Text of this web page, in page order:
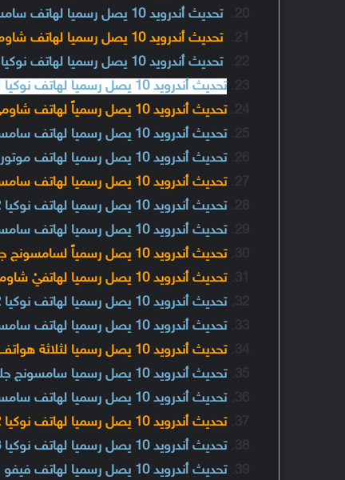
تحديث أندرويد 10 يصل رسميا لهاتف سامسونج جلاكسي اي 50
تحديث أندرويد 10 يصل رسميا لهاتف شاومي مي 9 لايت
تحديث أندرويد 10 يصل رسميا لهاتف نوكيا 2.2
تحديث أندرويد 10 يصل رسميا لهاتف نوكيا 6.1
تحديث أندرويد 10 يصل رسمياً لهاتف شاومي مي اي 3
تحديث أندرويد 10 يصل رسميا لهاتف سامسونج جلاكسي فولد
تحديث أندرويد 10 يصل رسميا لهاتف موتورولا ون
تحديث أندرويد 10 يصل رسميا لهاتف سامسونج جلاكسي أي 10 إس
تحديث أندرويد 10 يصل رسميا لهاتف نوكيا 7.2
تحديث أندرويد 10 يصل رسميا لهاتف سامسونج جلاكسي فولد 5G
تحديث أندرويد 10 يصل رسمياً لسامسونج جلاكسي تاب إس 6
تحديث أندرويد 10 يصل رسميا لهاتفيْ شاومي مي ماكس 3 ومي 8 لايت خارج الصين
تحديث أندرويد 10 يصل رسميا لهاتف نوكيا 3.2
تحديث أندرويد 10 يصل رسميا لهاتف سامسونج جلاكسي جي 6
تحديث أندرويد 10 يصل رسميا لثلاثة هواتف من أوبو
تحديث أندرويد 10 يصل رسميا سامسونج جلاكسي أي 60 و أي 10 و أي 20 إي
تحديث أندرويد 10 يصل رسميا لهاتف سامسونج جلاكسي إكس كوفر 4 إس
تحديث أندرويد 10 يصل رسميا لهاتف نوكيا 4.2
تحديث أندرويد 10 يصل رسميا لهاتف نوكيا 8 سيروكو
تحديث أندرويد 10 يصل رسميا لهاتف فيفو نكس 3 5G